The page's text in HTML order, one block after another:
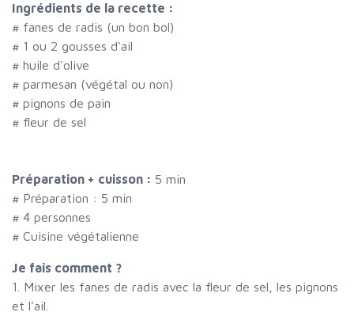
Ingrédients de la recette :
# fanes de radis (un bon bol)
# 1 ou 2 gousses d'ail
# huile d'olive
# parmesan (végétal ou non)
# pignons de pain
# fleur de sel
Préparation + cuisson : 5 min
# Préparation : 5 min
# 4 personnes
# Cuisine végétalienne
Je fais comment ?
1. Mixer les fanes de radis avec la fleur de sel, les pignons
et l'ail.